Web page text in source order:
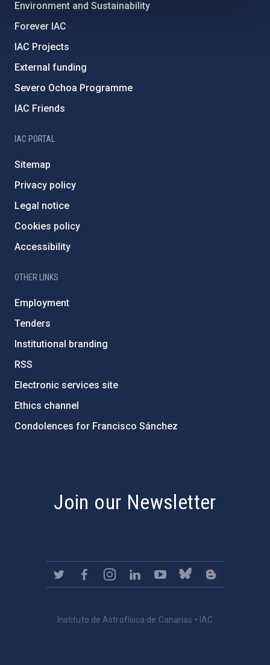
Environment and Sustainability
Forever IAC
IAC Projects
External funding
Severo Ochoa Programme
IAC Friends
IAC PORTAL
Sitemap
Privacy policy
Legal notice
Cookies policy
Accessibility
OTHER LINKS
Employment
Tenders
Institutional branding
RSS
Electronic services site
Ethics channel
Condolences for Francisco Sánchez
Join our Newsletter
Instituto de Astrofísica de Canarias • IAC